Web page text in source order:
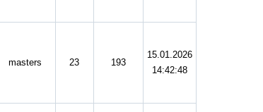
masters 23 193
15.01.2026
14:42:48